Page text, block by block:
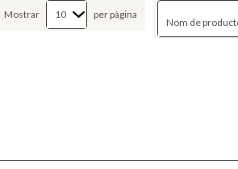
Mostrar per pàgina